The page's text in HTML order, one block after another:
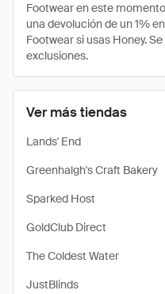
Ver más tiendas
Lands' End
Greenhalgh's Craft Bakery
Sparked Host
GoldClub Direct
The Coldest Water
JustBlinds
Footwear en este
una devolución de un 1%
Footwear si usas Honey.
exclusiones.